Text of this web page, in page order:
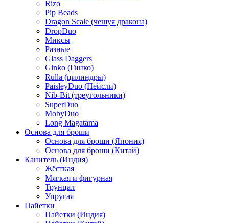
Rizo
Pip Beads
Dragon Scale (чешуя дракона)
DropDuo
Миксы
Разные
Glass Daggers
Ginko (Гинко)
Rulla (цилиндры)
PaisleyDuo (Пейсли)
Nib-Bit (треугольники)
SuperDuo
MobyDuo
Long Magatama
Основа для броши
Основа для броши (Япония)
Основа для броши (Китай)
Канитель (Индия)
Жёсткая
Мягкая и фигурная
Трунцал
Упругая
Пайетки
Пайетки (Индия)